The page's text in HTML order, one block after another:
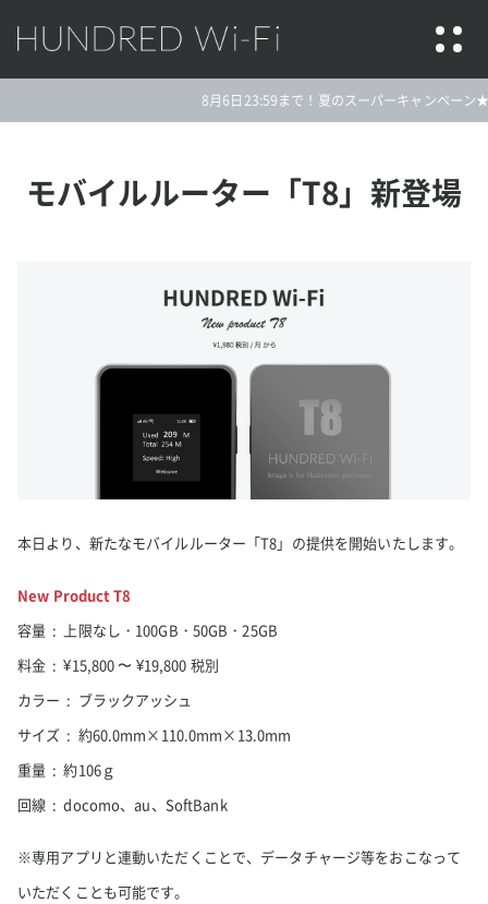
HUNDRED Wi-Fi
8月6日23:59まで！夏のスーパーキャンペーン★
モバイルルーター「T8」新登場
本日より、新たなモバイルルーター「T8」の提供を開始いたします。
New Product T8
容量 :
上限なし・100GB・50GB・25GB
料金 : ¥15,800 〜 ¥19,800 税別
カラー : ブラックアッシュ
サイズ : 約60.0mm×110.0mm×13.0mm
重量 : 約106ｇ
回線 : docomo、au、SoftBank
※専用アプリと連動いただくことで、データチャージ等をおこなって
いただくことも可能です。